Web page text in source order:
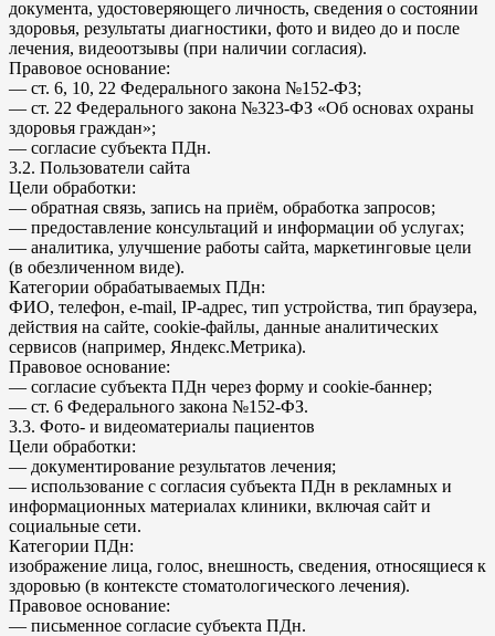
документа, удостоверяющего личность, сведения о состоянии
здоровья, результаты диагностики, фото и видео до и после
лечения, видеоотзывы (при наличии согласия).
Правовое основание:
— ст. 6, 10, 22 Федерального закона №152-ФЗ;
— ст. 22 Федерального закона №323-ФЗ «Об основах охраны
здоровья граждан»;
— согласие субъекта ПДн.
3.2. Пользователи сайта
Цели обработки:
— обратная связь, запись на приём, обработка запросов;
— предоставление консультаций и информации об услугах;
— аналитика, улучшение работы сайта, маркетинговые цели
(в обезличенном виде).
Категории обрабатываемых ПДн:
ФИО, телефон, e-mail, IP-адрес, тип устройства, тип браузера,
действия на сайте, cookie-файлы, данные аналитических
сервисов (например, Яндекс.Метрика).
Правовое основание:
— согласие субъекта ПДн через форму и cookie-баннер;
— ст. 6 Федерального закона №152-ФЗ.
3.3. Фото- и видеоматериалы пациентов
Цели обработки:
— документирование результатов лечения;
— использование с согласия субъекта ПДн в рекламных и
информационных материалах клиники, включая сайт и
социальные сети.
Категории ПДн:
изображение лица, голос, внешность, сведения, относящиеся к
здоровью (в контексте стоматологического лечения).
Правовое основание:
— письменное согласие субъекта ПДн.